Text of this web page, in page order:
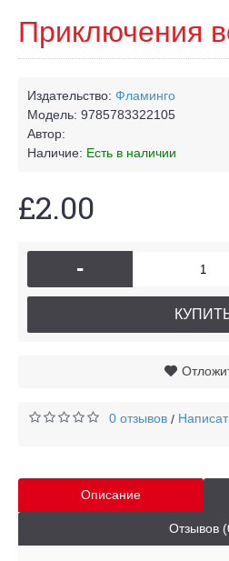
Приключения
Издательство: Фламинго
Модель: 9785783322105
Автор:
Наличие: Есть в наличии
£2.00
-
0 отзывов /
Описание
Отзывов